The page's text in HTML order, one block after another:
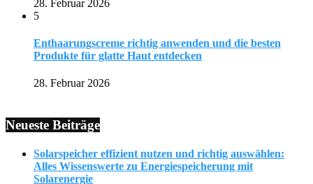
28. Februar 2026
5
Enthaarungscreme richtig anwenden und die besten
Produkte für glatte Haut entdecken
28. Februar 2026
Neueste Beiträge
Solarspeicher effizient nutzen und richtig auswählen:
Alles Wissenswerte zu Energiespeicherung mit
Solarenergie